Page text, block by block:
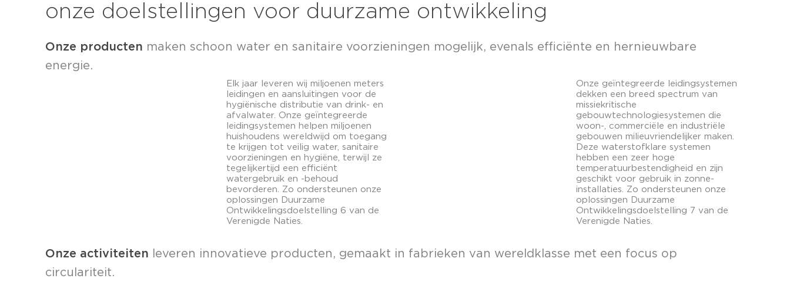
onze doelstellingen voor duurzame ontwikkeling
Onze producten maken schoon water en sanitaire voorzieningen mogelijk, evenals efficiënte en hernieuwbare
energie.
Elk jaar leveren wij miljoenen meters
leidingen en aansluitingen voor de
hygiënische distributie van drink- en
afvalwater. Onze geïntegreerde
leidingsystemen helpen miljoenen
huishoudens wereldwijd om toegang
te krijgen tot veilig water, sanitaire
voorzieningen en hygiëne, terwijl ze
tegelijkertijd een efficiënt
watergebruik en -behoud
bevorderen. Zo ondersteunen onze
oplossingen Duurzame
Ontwikkelingsdoelstelling 6 van de
Verenigde Naties.
Onze geïntegreerde leidingsystemen
dekken een breed spectrum van
missiekritische
gebouwtechnologiesystemen die
woon-, commerciële en industriële
gebouwen milieuvriendelijker maken.
Deze waterstofklare systemen
hebben een zeer hoge
temperatuurbestendigheid en zijn
geschikt voor gebruik in zonne-
installaties. Zo ondersteunen onze
oplossingen Duurzame
Ontwikkelingsdoelstelling 7 van de
Verenigde Naties.
Onze activiteiten leveren innovatieve producten, gemaakt in fabrieken van wereldklasse met een focus op
circulariteit.